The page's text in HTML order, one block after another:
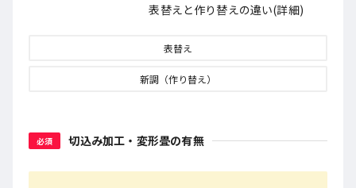
表替えと作り替えの違い(詳細)
表替え
新調（作り替え）
必須 切込み加工・変形畳の有無